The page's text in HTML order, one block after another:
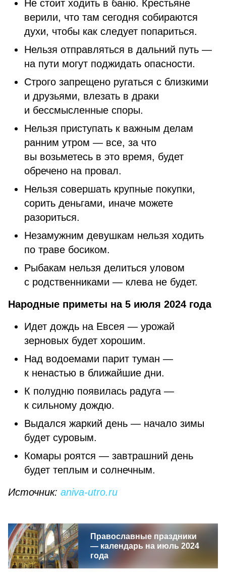
Не стоит ходить в баню. Крестьяне
верили, что там сегодня собираются
духи, чтобы как следует попариться.
Нельзя отправляться в дальний путь —
на пути могут поджидать опасности.
Строго запрещено ругаться с близкими
и друзьями, влезать в драки
и бессмысленные споры.
Нельзя приступать к важным делам
ранним утром — все, за что
вы возьметесь в это время, будет
обречено на провал.
Нельзя совершать крупные покупки,
сорить деньгами, иначе можете
разориться.
Незамужним девушкам нельзя ходить
по траве босиком.
Рыбакам нельзя делиться уловом
с родственниками — клева не будет.
Народные приметы на 5 июля 2024 года
Идет дождь на Евсея — урожай
зерновых будет хорошим.
Над водоемами парит туман —
к ненастью в ближайшие дни.
К полудню появилась радуга —
к сильному дождю.
Выдался жаркий день — начало зимы
будет суровым.
Комары роятся — завтрашний день
будет теплым и солнечным.
Источник: aniva-utro.ru
Православные праздники
— календарь на июль 2024
года